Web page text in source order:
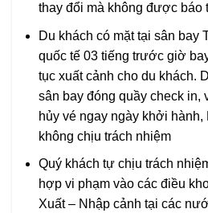
thay đổi mà không được báo
Du khách có mặt tại sân bay
quốc tế 03 tiếng trước giờ
tục xuất cảnh cho du khách.
sân bay đóng quầy check in,
hủy vé ngay ngày khởi hành,
không chịu trách nhiệm
Quý khách tự chịu trách
hợp vi phạm vào các điều
Xuất – Nhập cảnh tại các